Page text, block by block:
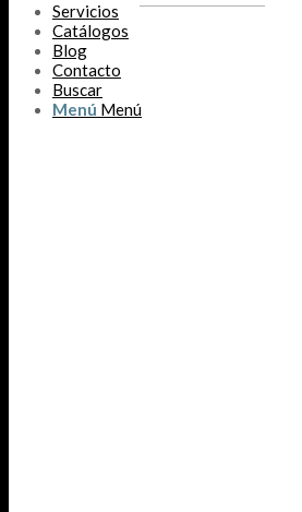
Servicios
Catálogos
Blog
Contacto
Buscar
Menú Menú